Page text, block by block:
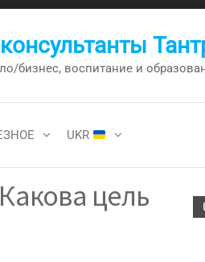
воспитание и
UKR
цель